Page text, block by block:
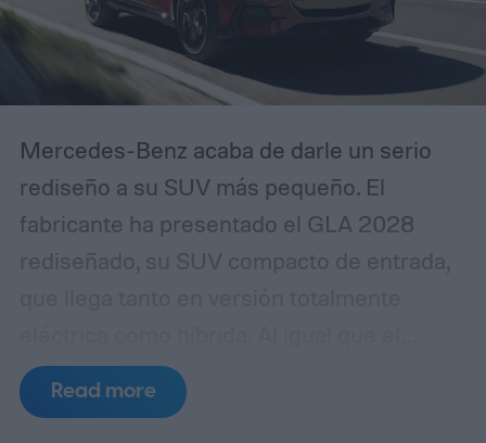
Mercedes-Benz acaba de darle un serio
rediseño a su SUV más pequeño. El
fabricante ha presentado el GLA 2028
rediseñado, su SUV compacto de entrada,
sedán recientemente rediseñado de la
CLA, el GLA ahora se apoya en la
Read more